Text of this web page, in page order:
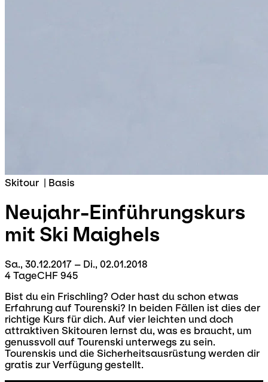
Skitour | Basis
Neujahr-Einführungskurs
mit Ski Maighels
Sa., 30.12.2017 – Di., 02.01.2018
4 TageCHF 945
Bist du ein Frischling? Oder hast du schon etwas
Erfahrung auf Tourenski? In beiden Fällen ist dies der
richtige Kurs für dich. Auf vier leichten und doch
attraktiven Skitouren lernst du, was es braucht, um
genussvoll auf Tourenski unterwegs zu sein.
Tourenskis und die Sicherheitsausrüstung werden dir
gratis zur Verfügung gestellt.